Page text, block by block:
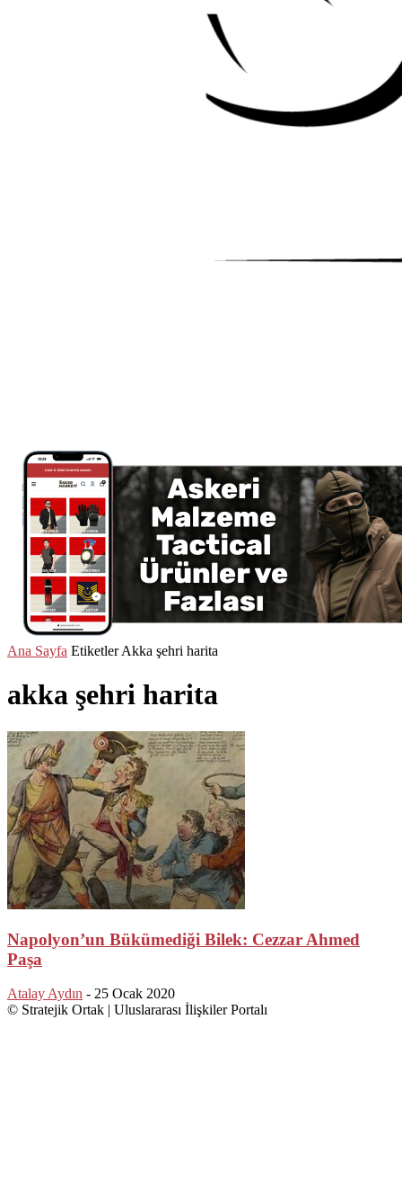
Ana Sayfa Etiketler Akka şehri harita
akka şehri harita
Napolyon’un Bükümediği Bilek: Cezzar Ahmed
Paşa
Atalay Aydın - 25 Ocak 2020
© Stratejik Ortak | Uluslararası İlişkiler Portalı